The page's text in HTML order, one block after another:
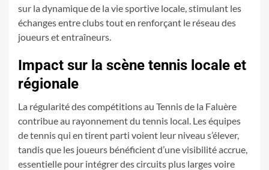
sur la dynamique de la vie sportive locale, stimulant les
échanges entre clubs tout en renforçant le réseau des
joueurs et entraîneurs.
Impact sur la scène tennis locale et
régionale
La régularité des compétitions au Tennis de la Faluère
contribue au rayonnement du tennis local. Les équipes
de tennis qui en tirent parti voient leur niveau s’élever,
tandis que les joueurs bénéficient d’une visibilité accrue,
essentielle pour intégrer des circuits plus larges voire